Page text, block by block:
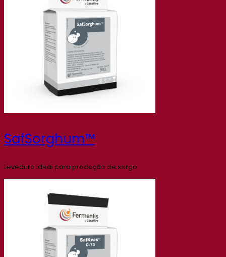
SafSorghum™
Levedura ideal para produção de sorgo